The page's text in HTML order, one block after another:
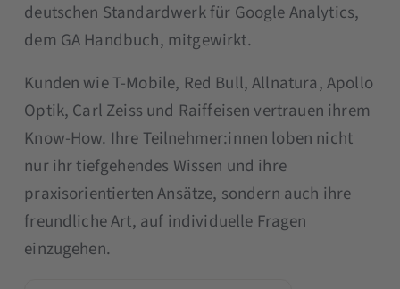
deutschen Standardwerk für Google Analytics,
dem GA Handbuch, mitgewirkt.
Kunden wie T-Mobile, Red Bull, Allnatura, Apollo
Optik, Carl Zeiss und Raiffeisen vertrauen ihrem
Know-How. Ihre Teilnehmer:innen loben nicht
nur ihr tiefgehendes Wissen und ihre
praxisorientierten Ansätze, sondern auch ihre
freundliche Art, auf individuelle Fragen
einzugehen.